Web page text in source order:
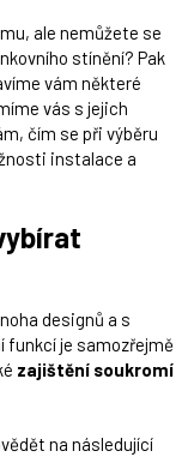
ale nemůžete se
stínění? Pak
vám některé
vás s jejich
čím se při výběru
instalace a
designů a s
funkcí je samozřejmě
zajištění soukromí
na následující